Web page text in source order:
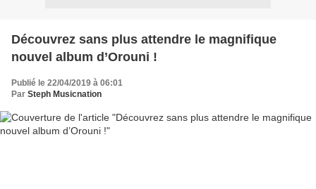
Découvrez sans plus attendre le magnifique
nouvel album d’Orouni !
Publié le 22/04/2019 à 06:01
Par Steph Musicnation